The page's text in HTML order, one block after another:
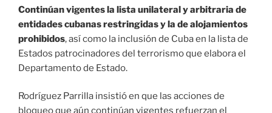
Continúan vigentes la lista unilateral y arbitraria de
entidades cubanas restringidas y la de alojamientos
prohibidos, así como la inclusión de Cuba en la lista de
Estados patrocinadores del terrorismo que elabora el
Departamento de Estado.
Rodríguez Parrilla insistió en que las acciones de